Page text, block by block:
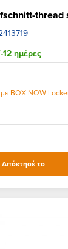
thread
12 ημέρες
BOX NOW
Απόκτησέ το